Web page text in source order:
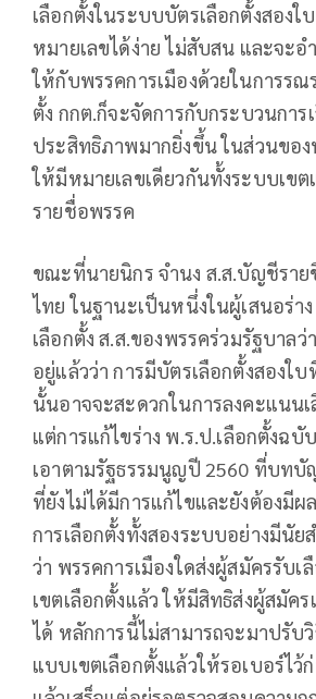
เลือกตั้งในระบบบัตรเลือกตั้งสองใ
หมายเลขได้ง่าย ไม่สับสน และจะอ
ให้กับพรรคการเมืองด้วยในการรณ
ตั้ง กกต.ก็จะจัดการกับกระบวนการ
ประสิทธิภาพมากยิ่งขึ้น ในส่วนขอ
ให้มีหมายเลขเดียวกันทั้งระบบเข
รายชื่อพรรค
ขณะที่นายนิกร จำนง ส.ส.บัญชีรา
ไทย ในฐานะเป็นหนึ่งในผู้เสนอร่า
เลือกตั้ง ส.ส.ของพรรคร่วมรัฐบาล
อยู่แล้วว่า การมีบัตรเลือกตั้งสองใ
นั้นอาจจะสะดวกในการลงคะแนนเ
แต่การแก้ไขร่าง พ.ร.ป.เลือกตั้งฉบั
เอาตามรัฐธรรมนูญปี 2560 ที่บท
ที่ยังไม่ได้มีการแก้ไขและยังต้องมี
การเลือกตั้งทั้งสองระบบอย่างมีนัย
ว่า พรรคการเมืองใดส่งผู้สมัครรับ
เขตเลือกตั้งแล้ว ให้มีสิทธิส่งผู้สมั
ได้ หลักการนี้ไม่สามารถจะมาปรับ
แบบเขตเลือกตั้งแล้วให้รอเบอร์ไว้